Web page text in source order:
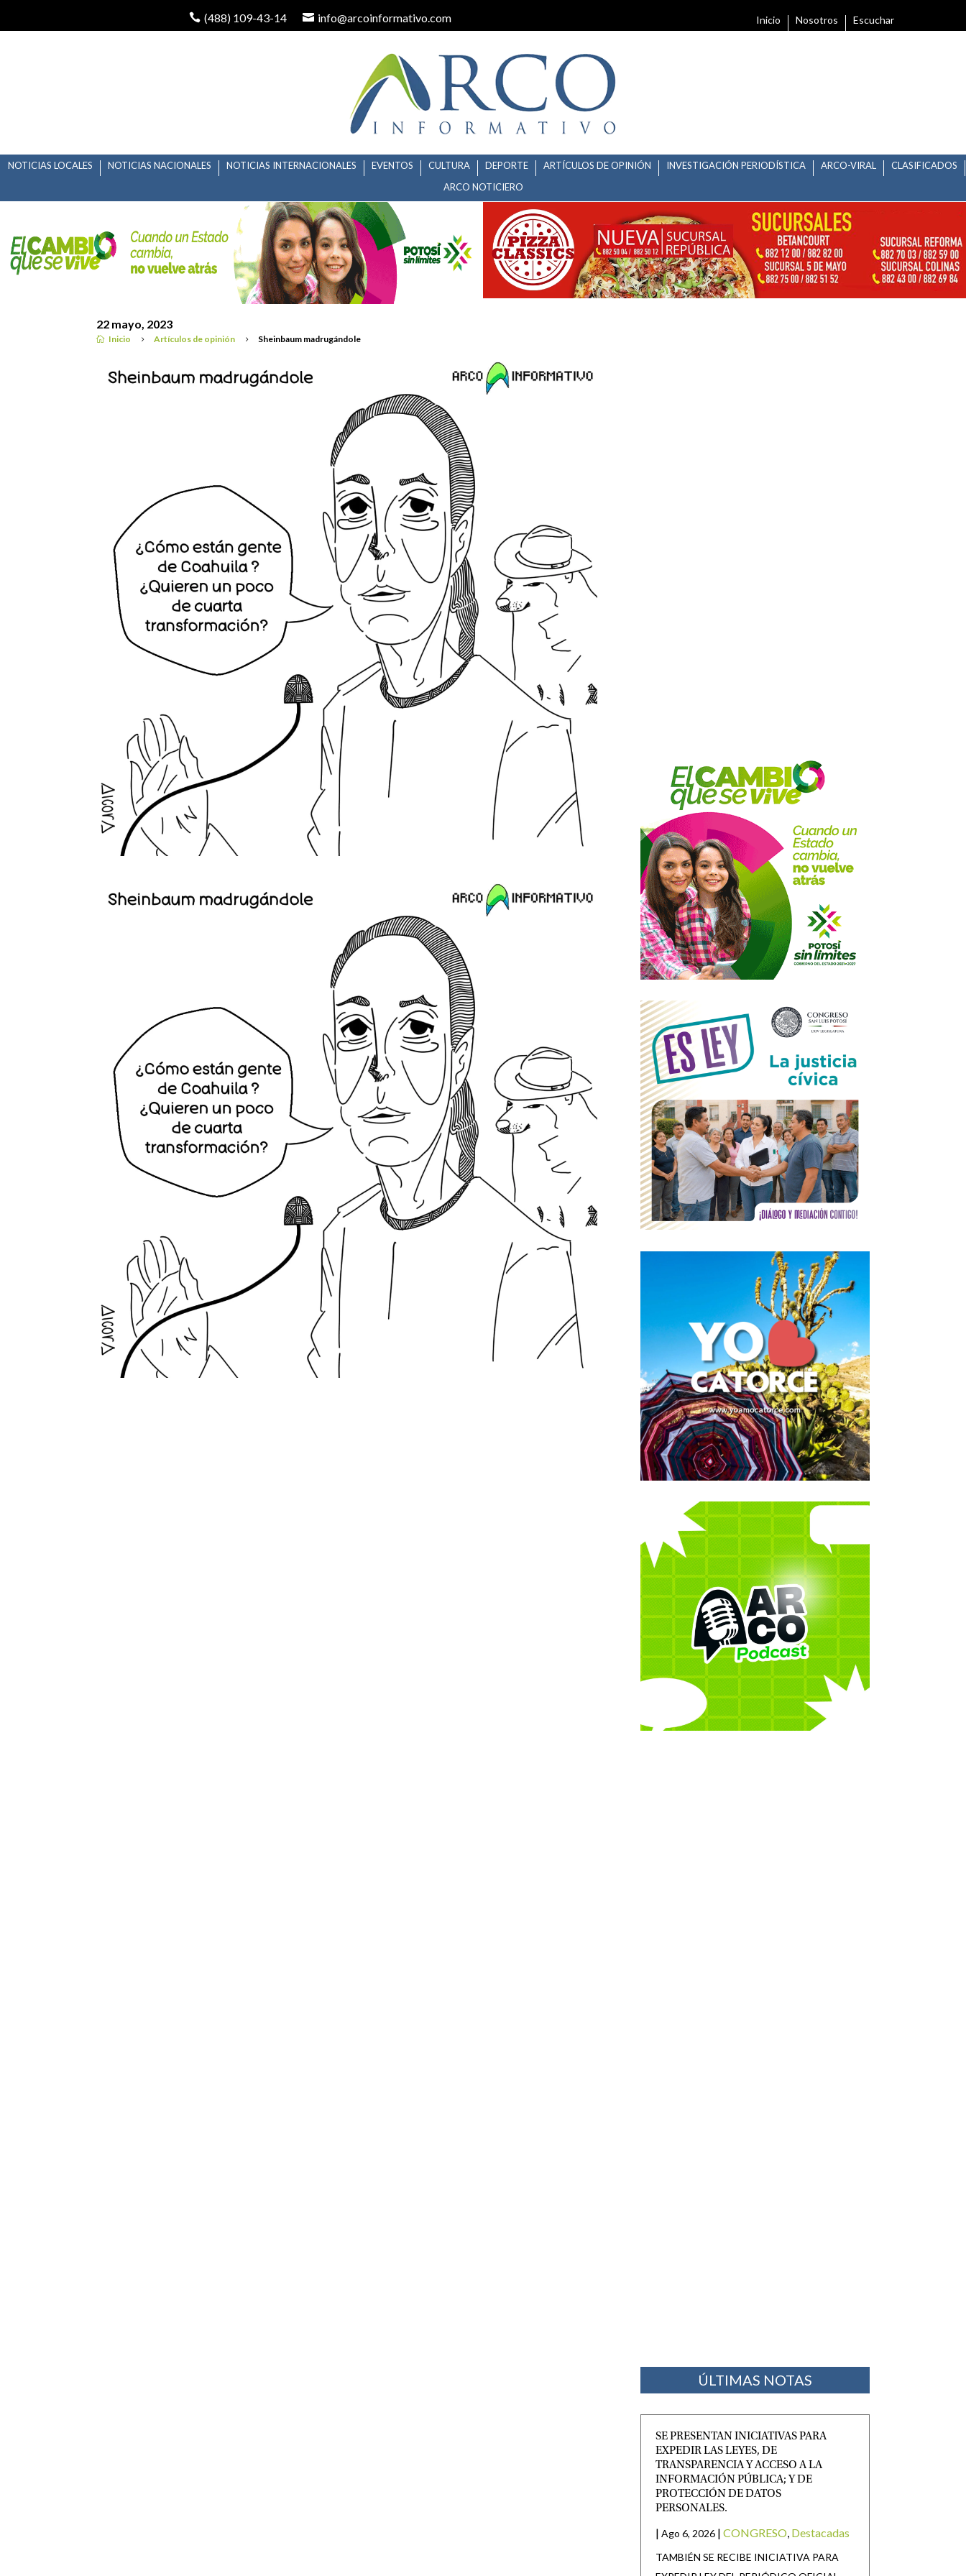
(488) 109-43-14 info@arcoinformativo.com Inicio Nosotros Escuchar
NOTICIAS LOCALES NOTICIAS NACIONALES NOTICIAS INTERNACIONALES EVENTOS CULTURA DEPORTE ARTÍCULOS DE OPINIÓN INVESTIGACIÓN PERIODÍSTICA ARCO-VIRAL
CLASIFICADOS
ARCO NOTICIERO
 Inicio 5 Artículos de opinión 5 Sheinbaum madrugándole
SHEINBAUM MADRUGÁNDOLE
Artículos de opinión
22 mayo, 2023
ÚLTIMAS NOTAS
SE PRESENTAN INICIATIVAS PARA
EXPEDIR LAS LEYES, DE
TRANSPARENCIA Y ACCESO A LA
INFORMACIÓN PÚBLICA; Y DE
PROTECCIÓN DE DATOS
PERSONALES.
| Ago 6, 2026 | CONGRESO, Destacadas
TAMBIÉN SE RECIBE INICIATIVA PARA